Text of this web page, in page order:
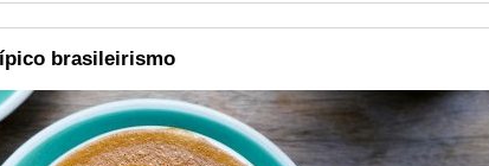
brasileirismo